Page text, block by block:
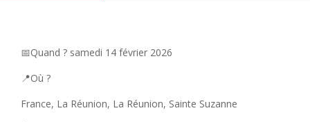
📅Quand ? samedi 14 février 2026
📍Où ?
France, La Réunion, La Réunion, Sainte Suzanne